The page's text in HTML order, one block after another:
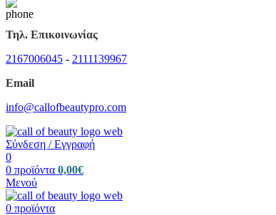
Τηλ. Επικοινωνίας
2167006045 - 2111139967
Email
info@callofbeautypro.com
Σύνδεση / Εγγραφή
0
0 προϊόντα 0,00€
Μενού
0 προϊόντα